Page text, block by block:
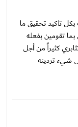
تاكيد تحقيق ما
تقومين بفعله
كثيراً من أجل
شيء تردينه